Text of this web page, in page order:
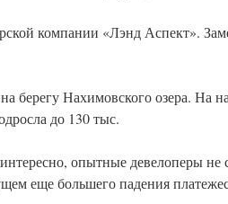
компании «Лэнд Аспект».
Нахимовского озера. На
до 130 тыс.
опытные девелоперы не
еще большего падения